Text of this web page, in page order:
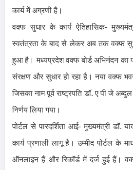
कार्य में अग्रणी है।
वक्फ सुधार के कार्य ऐतिहासिक-
स्वतंत्रता के बाद से लेकर अब तक वक्फ
हुआ है। मध्यप्रदेश वक्फ बोर्ड अभिनंदन का
संरक्षण और सुधार हो रहा है। नया वक्फ
जिसका नाम पूर्व राष्ट्रपति डॉ. ए पी जे
निर्णय लिया गया।
पोर्टल से पारदर्शिता आई-मुख्यमंत्री डॉ.
कार्य प्रणाली लागू है। उम्मीद पोर्टल के
ऑनलाइन हैं और रिकॉर्ड में दर्ज हुई हैं।